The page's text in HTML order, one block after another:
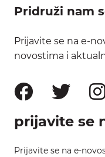
Pridruži nam
Prijavite se na e-
novostima i
prijavite se
Prijavite se na e-